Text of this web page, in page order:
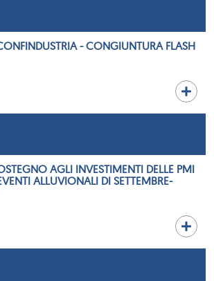
- CONGIUNTURA FLASH
AGLI INVESTIMENTI DELLE PMI
ALLUVIONALI DI SETTEMBRE-